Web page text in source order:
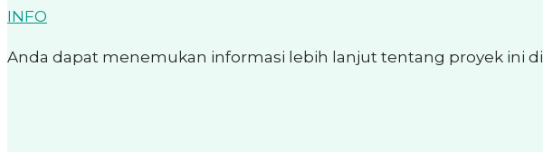
INFO
Anda dapat menemukan informasi lebih lanjut tentang proyek ini di